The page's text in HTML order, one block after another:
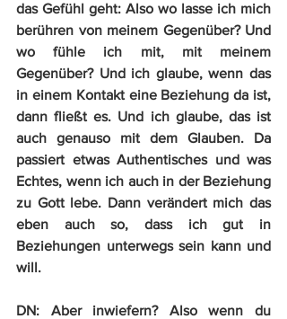
das Gefühl geht: Also wo lasse ich mich
berühren von meinem Gegenüber? Und
wo fühle ich mit, mit meinem
Gegenüber? Und ich glaube, wenn das
in einem Kontakt eine Beziehung da ist,
dann fließt es. Und ich glaube, das ist
auch genauso mit dem Glauben. Da
passiert etwas Authentisches und was
Echtes, wenn ich auch in der Beziehung
zu Gott lebe. Dann verändert mich das
eben auch so, dass ich gut in
Beziehungen unterwegs sein kann und
will.
DN: Aber inwiefern? Also wenn du